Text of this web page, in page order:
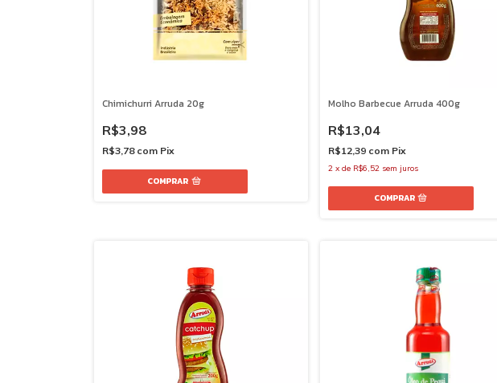
Chimichurri Arruda 20g
R$3,98
R$3,78 com Pix
Molho Barbecue Arruda 400g
R$13,04
R$12,39 com Pix
2 xde R$6,52 sem juros